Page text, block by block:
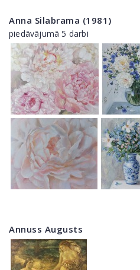
Anna Silabrama (1981)
piedāvājumā 5 darbi
Annuss Augusts